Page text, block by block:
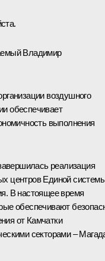
Владимир
воздушного
обеспечивает
выполнения
реализация
центров Единой
В настоящее время
обеспечивают
от Камчатки
секторами –